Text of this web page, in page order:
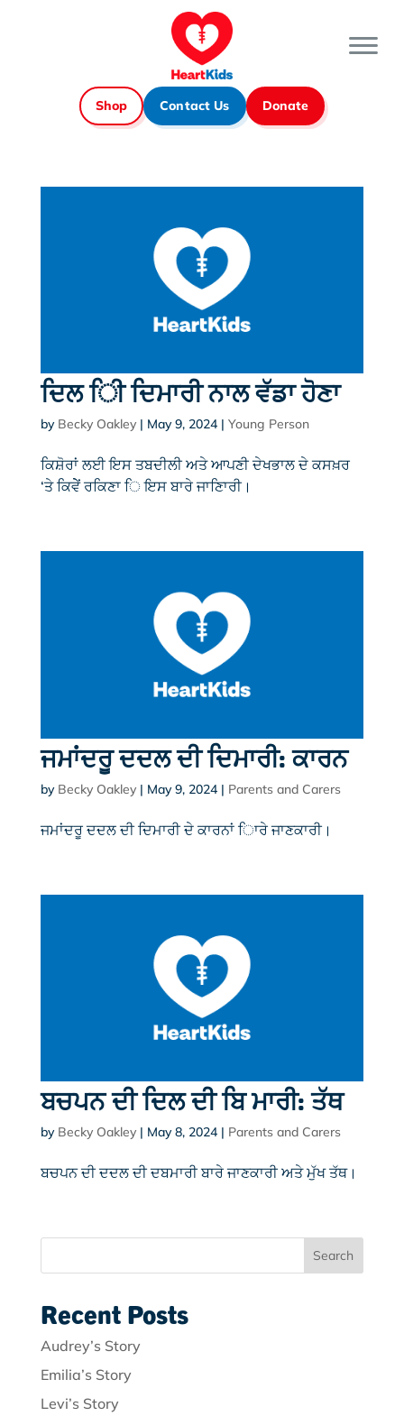
Shop Contact Us Donate
ਦਿਲ ਿੀ ਦਿਮਾਰੀ ਨਾਲ ਵੱਡਾ ਹੋਣਾ
by Becky Oakley| May 9, 2024| Young Person
ਕਿਸ਼ੋਰਾਂ ਲਈ ਇਸ ਤਬਦੀਲੀ ਅਤੇ ਆਪਣੀ ਦੇਖਭਾਲ ਦੇ ਕਸਖ਼ਰ
‘ਤੇ ਕਿਵੇੇਂ ਰਕਿਣਾ ਿ ਇਸ ਬਾਰੇ ਜਾਣਿਾਰੀ।
ਜਮਾਂਦਰੂ ਦਦਲ ਦੀ ਦਿਮਾਰੀ: ਕਾਰਨ
by Becky Oakley| May 9, 2024| Parents and Carers
ਜਮਾਂਦਰੂ ਦਦਲ ਦੀ ਦਿਮਾਰੀ ਦੇ ਕਾਰਨਾਂ ਿਾਰੇ ਜਾਣਕਾਰੀ।
ਬਚਪਨ ਦੀ ਦਿਲ ਦੀ ਬਿ ਮਾਰੀ: ਤੱਥ
by Becky Oakley| May 8, 2024| Parents and Carers
ਬਚਪਨ ਦੀ ਦਦਲ ਦੀ ਦਬਮਾਰੀ ਬਾਰੇ ਜਾਣਕਾਰੀ ਅਤੇ ਮੁੱਖ ਤੱਥ।
Search
Recent Posts
Audrey’s Story
Emilia’s Story
Levi’s Story